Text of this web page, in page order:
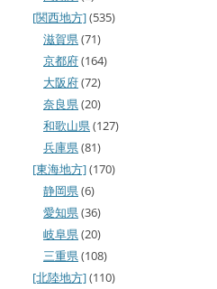
[関西地方](535)
滋賀県(71)
京都府(164)
大阪府(72)
奈良県(20)
和歌山県(127)
兵庫県(81)
[東海地方](170)
静岡県(6)
愛知県(36)
岐阜県(20)
三重県(108)
[北陸地方](110)